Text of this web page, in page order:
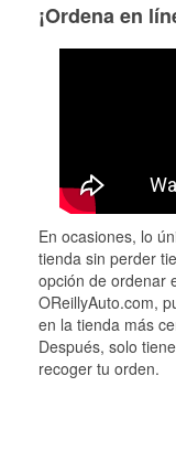
¡Ordena en
En ocasiones, lo
tienda sin perder
opción de ordenar
OReillyAuto.com,
en la tienda más
Después, solo
recoger tu orden.